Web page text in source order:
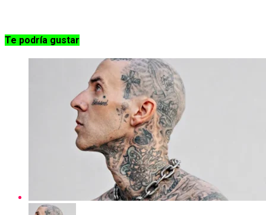
Te podría gustar